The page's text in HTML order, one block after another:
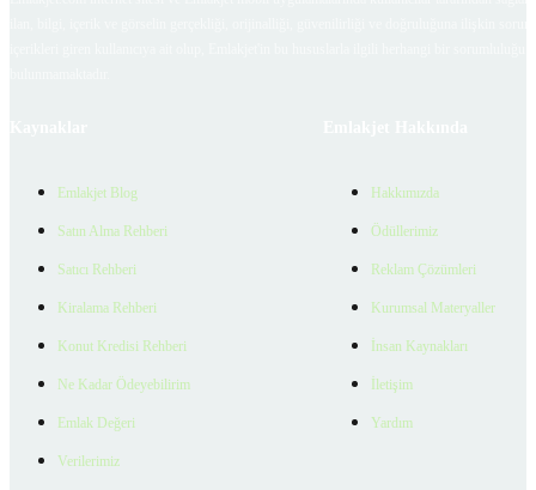
Emlakjet Blog
Satın Alma Rehberi
Satıcı Rehberi
Kiralama Rehberi
Konut Kredisi Rehberi
Ne Kadar Ödeyebilirim
Emlak Değeri
Verilerimiz
Hakkımızda
Ödüllerimiz
Reklam Çözümleri
Kurumsal Materyaller
İnsan Kaynakları
İletişim
Yardım